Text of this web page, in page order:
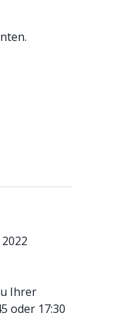
Ihrer
oder 17:30